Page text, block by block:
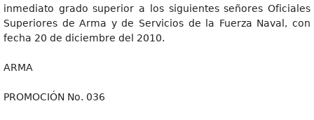
inmediato grado superior a los siguientes señores Oficiales
Superiores de Arma y de Servicios de la Fuerza Naval, con
fecha 20 de diciembre del 2010.
ARMA
PROMOCIÓN No. 036